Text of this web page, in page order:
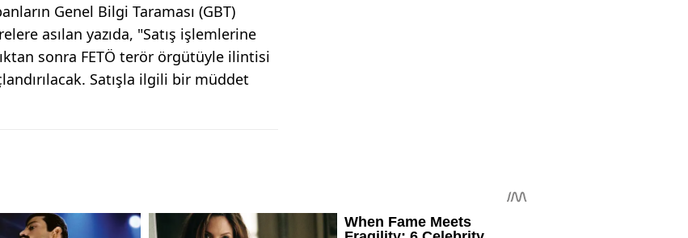
Genel Bilgi Taraması (GBT)
asılan yazıda, "Satış işlemlerine
sonra FETÖ terör örgütüyle ilintisi
Satışla ilgili bir müddet